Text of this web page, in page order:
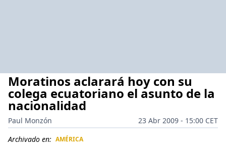
Moratinos aclarará hoy con su
colega ecuatoriano el asunto de la
nacionalidad
Paul Monzón
23 Abr 2009 - 15:00 CET
Archivado en: AMÉRICA